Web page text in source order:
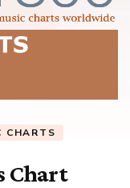
CHARTS
Chart